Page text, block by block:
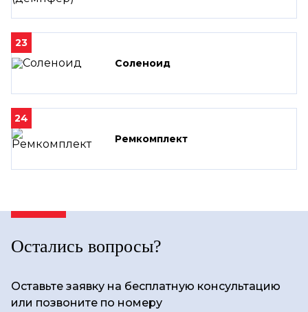
23
Соленоид
24
Ремкомплект
Остались вопросы?
Оставьте заявку на бесплатную консультацию
или позвоните по номеру